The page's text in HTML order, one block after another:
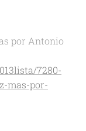
por Antonio
7280-
mas-por-